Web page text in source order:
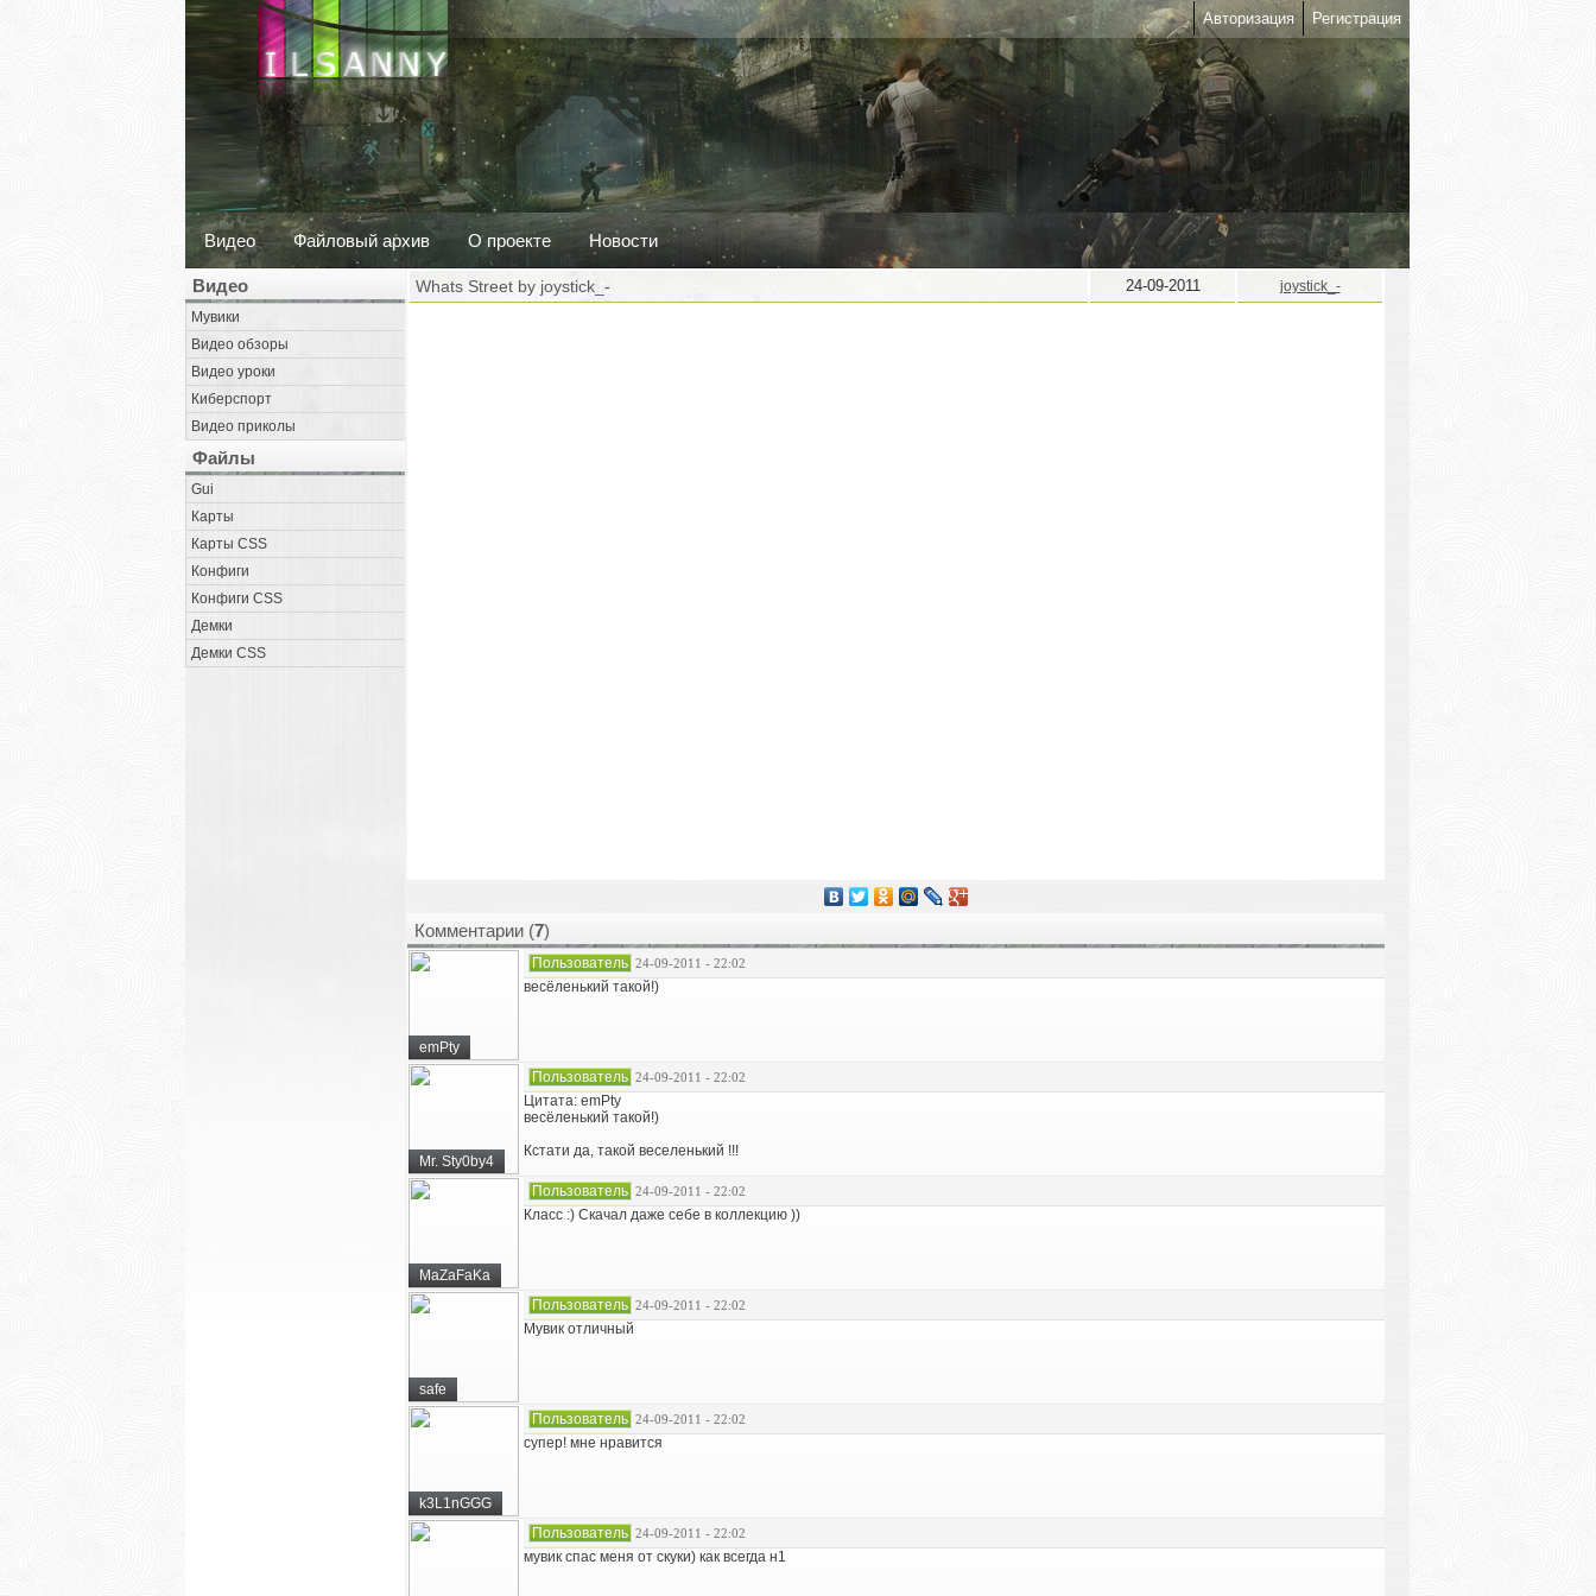
Авторизация Регистрация
Видео Файловый архив О проекте Новости
Видео
Мувики
Видео обзоры
Видео уроки
Киберспорт
Видео приколы
Файлы
Gui
Карты
Карты CSS
Конфиги
Конфиги CSS
Демки
Демки CSS
Whats Street by joystick_- 24-09-2011 joystick_-
Комментарии (7)
emPty
Пользователь 24-09-2011 - 22:02
весёленький такой!)
Mr. Sty0by4
Пользователь 24-09-2011 - 22:02
Цитата: emPty
весёленький такой!)
Кстати да, такой веселенький !!!
MaZaFaKa
Пользователь 24-09-2011 - 22:02
Клаcс :) Скачал даже себе в коллекцию ))
safe
Пользователь 24-09-2011 - 22:02
Мувик отличный
k3L1nGGG
Пользователь 24-09-2011 - 22:02
супер! мне нравится
Пользователь 24-09-2011 - 22:02
мувик спас меня от скуки) как всегда н1